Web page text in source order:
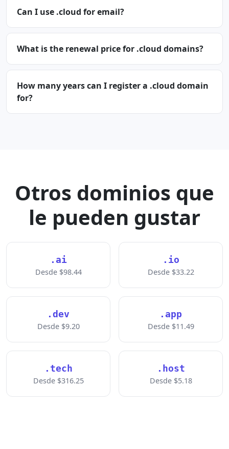
Can I use .cloud for email?
What is the renewal price for .cloud domains?
How many years can I register a .cloud domain
for?
Otros dominios que
le pueden gustar
.ai
Desde $98.44
.io
Desde $33.22
.dev
Desde $9.20
.app
Desde $11.49
.tech
Desde $316.25
.host
Desde $5.18